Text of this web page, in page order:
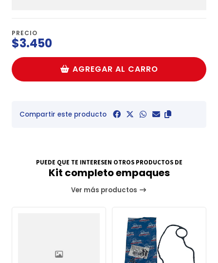
PRECIO
$3.450
AGREGAR AL CARRO
Compartir este producto
PUEDE QUE TE INTERESEN OTROS PRODUCTOS DE
Kit completo empaques
Ver más productos